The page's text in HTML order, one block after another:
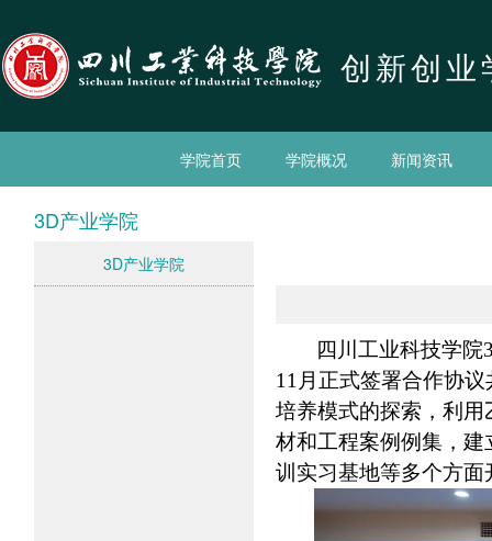
创新创业
学院首页 学院概况 新闻资讯
3D产业学院
3D产业学院
四川工业科技学
11月正式签署合作协
培养模式的探索，利
材和工程案例例集，
训实习基地等多个方面